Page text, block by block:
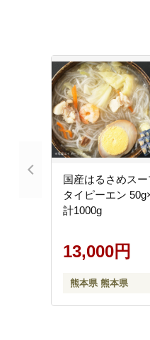
国産はるさめス
タイピーエン 50g×20袋 合
計1000g
13,000円
熊本県 熊本県